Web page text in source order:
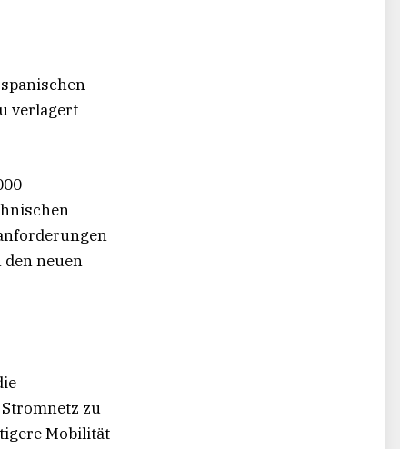
verlagert
neuen
zu
Mobilität